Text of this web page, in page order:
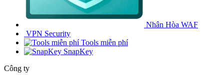
Nhân Hòa WAF
VPN Security
Tools miễn phí
SnapKey
Công ty